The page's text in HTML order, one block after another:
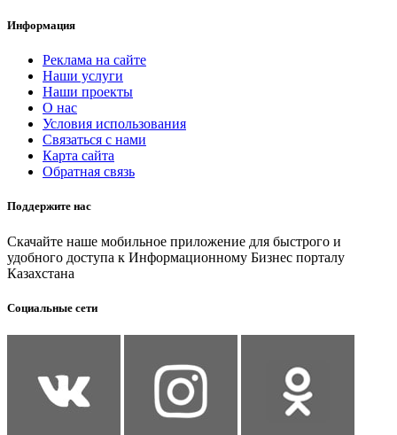
Информация
Реклама на сайте
Наши услуги
Наши проекты
О нас
Условия использования
Связаться с нами
Карта сайта
Обратная связь
Поддержите нас
Скачайте наше мобильное приложение для быстрого и
удобного доступа к Информационному Бизнес порталу
Казахстана
Социальные сети